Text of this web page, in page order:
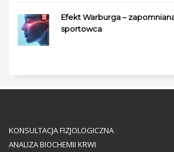
Efekt Warburga –
sportowca
KONSULTACJA FIZJOLOGICZNA
ANALIZA BIOCHEMII KRWI